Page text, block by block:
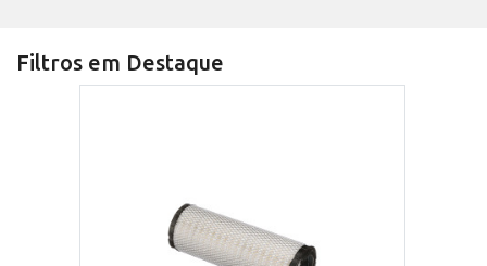
Filtros em Destaque